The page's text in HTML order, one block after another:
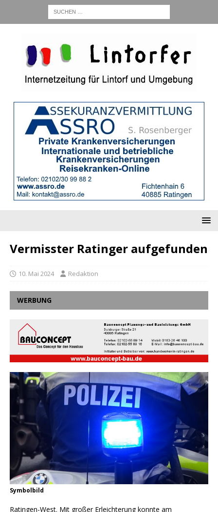
Vermisster Ratinger aufgefunden
10. Mai 2024 Redaktion
WERBUNG
Symbolbild
Ratingen-West. Mit großer Erleichterung konnte am